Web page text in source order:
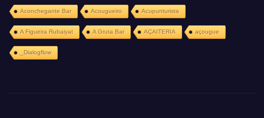
Aconchegante Bar Acougueiro Acupunturista
A Figueira Rubaiyat A Gruta Bar AÇAITERIA açougue
_Dialogflow